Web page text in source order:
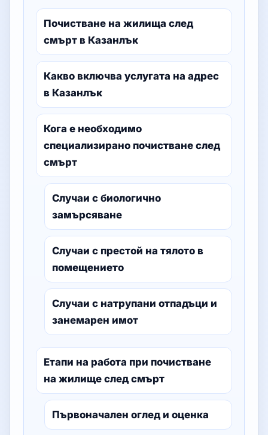
Почистване на жилища след
смърт в Казанлък
Какво включва услугата на адрес
в Казанлък
Кога е необходимо
специализирано почистване след
смърт
Случаи с биологично
замърсяване
Случаи с престой на тялото в
помещението
Случаи с натрупани отпадъци и
занемарен имот
Етапи на работа при почистване
на жилище след смърт
Първоначален оглед и оценка